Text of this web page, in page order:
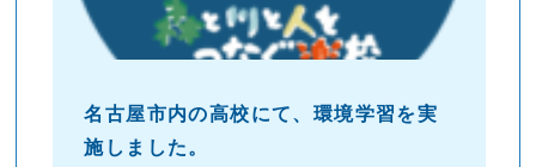
名古屋市内の高校にて、環境学習を実
施しました。